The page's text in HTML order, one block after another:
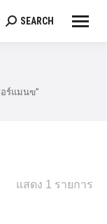
Search:
SEARCH
ร์แมนฃ”
แสดง 1 รายการ